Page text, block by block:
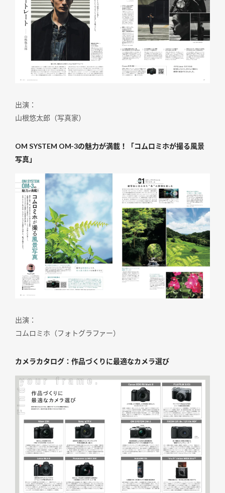
出演：
山根悠太郎（写真家）
OM SYSTEM OM-3の魅力が満載！「コムロミホが撮る風景
写真」
出演：
コムロミホ（フォトグラファー）
カメラカタログ：作品づくりに最適なカメラ選び